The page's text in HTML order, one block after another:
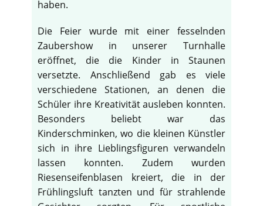
haben.
Die Feier wurde mit einer fesselnden
Zaubershow in unserer Turnhalle
eröffnet, die die Kinder in Staunen
versetzte. Anschließend gab es viele
verschiedene Stationen, an denen die
Schüler ihre Kreativität ausleben konnten.
Besonders beliebt war das
Kinderschminken, wo die kleinen Künstler
sich in ihre Lieblingsfiguren verwandeln
lassen konnten. Zudem wurden
Riesenseifenblasen kreiert, die in der
Frühlingsluft tanzten und für strahlende